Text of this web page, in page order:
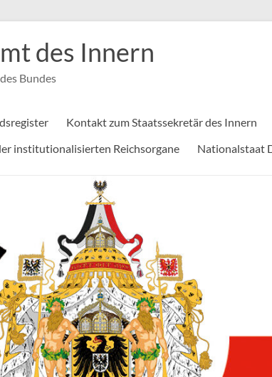
des Innern
Bundes
Kontakt zum Staatssekretär des Innern
institutionalisierten Reichsorgane
Nationalstaat